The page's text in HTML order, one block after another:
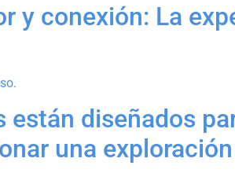
y conexión: La
están diseñados
una